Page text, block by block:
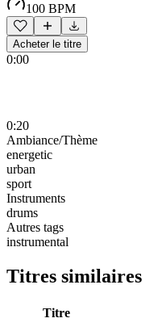
100 BPM
Acheter le titre
0:00
0:20
Ambiance/Thème
energetic
urban
sport
Instruments
drums
Autres tags
instrumental
Titres similaires
Titre